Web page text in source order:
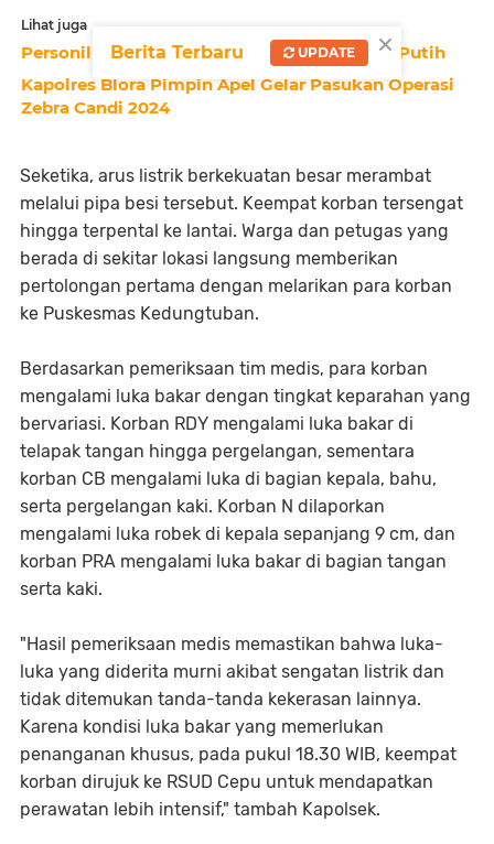
Lihat juga
Personil Terbaik Polri Masuk Kabinet Merah Putih
Kapolres Blora Pimpin Apel Gelar Pasukan Operasi
Zebra Candi 2024
Seketika, arus listrik berkekuatan besar merambat
melalui pipa besi tersebut. Keempat korban tersengat
hingga terpental ke lantai. Warga dan petugas yang
berada di sekitar lokasi langsung memberikan
pertolongan pertama dengan melarikan para korban
ke Puskesmas Kedungtuban.
Berdasarkan pemeriksaan tim medis, para korban
mengalami luka bakar dengan tingkat keparahan yang
bervariasi. Korban RDY mengalami luka bakar di
telapak tangan hingga pergelangan, sementara
korban CB mengalami luka di bagian kepala, bahu,
serta pergelangan kaki. Korban N dilaporkan
mengalami luka robek di kepala sepanjang 9 cm, dan
korban PRA mengalami luka bakar di bagian tangan
serta kaki.
"Hasil pemeriksaan medis memastikan bahwa luka-
luka yang diderita murni akibat sengatan listrik dan
tidak ditemukan tanda-tanda kekerasan lainnya.
Karena kondisi luka bakar yang memerlukan
penanganan khusus, pada pukul 18.30 WIB, keempat
korban dirujuk ke RSUD Cepu untuk mendapatkan
perawatan lebih intensif," tambah Kapolsek.
×
Berita Terbaru UPDATE